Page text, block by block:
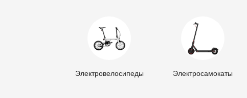
Электровелосипеды Электросамокаты